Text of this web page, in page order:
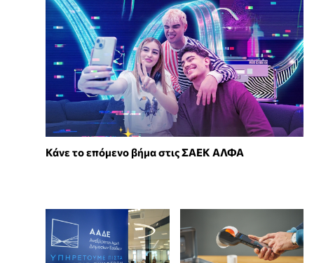
Κάνε το επόμενο βήμα στις ΣΑΕΚ ΑΛΦΑ